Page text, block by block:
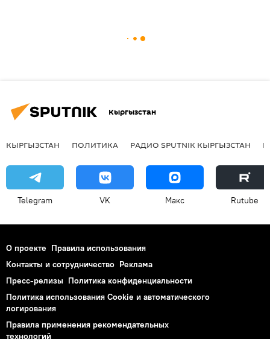
Кыргызстан
КЫРГЫЗСТАН ПОЛИТИКА РАДИО SPUTNIK КЫРГЫЗСТАН
Telegram VK Макс Rutube
О проекте Правила использования
Контакты и сотрудничество Реклама
Пресс-релизы Политика конфиденциальности
Политика использования Cookie и автоматического
логирования
Правила применения рекомендательных
технологий